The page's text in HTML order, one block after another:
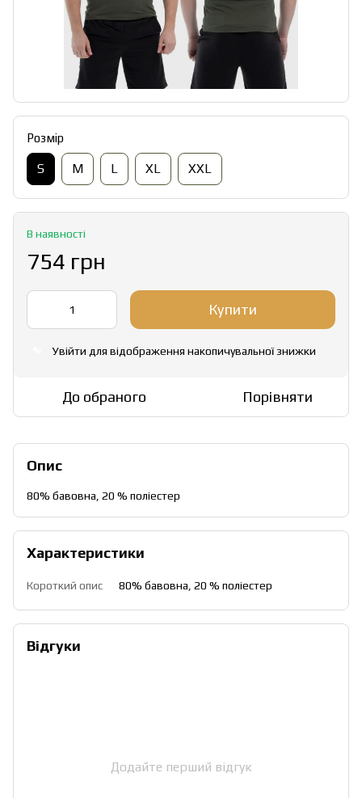
Розмір
S M L XL XXL
В наявності
754 грн
Купити
Увійти для відображення накопичувальної знижки
До обраного Порівняти
Опис
80% бавовна, 20 % поліестер
Характеристики
Короткий опис 80% бавовна, 20 % поліестер
Відгуки
Додайте перший відгук